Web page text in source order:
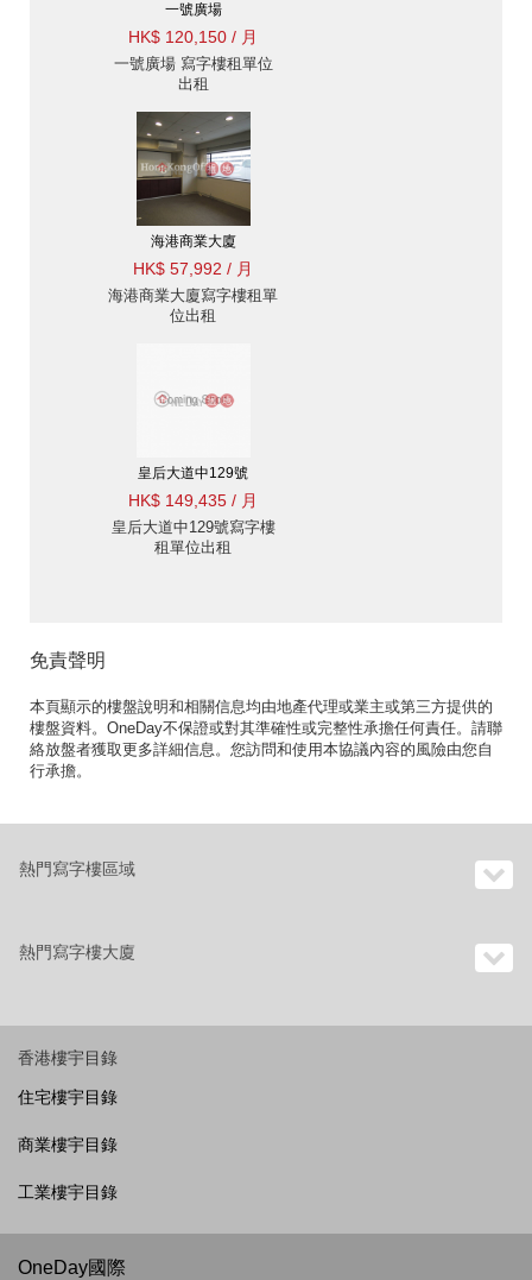
一號廣場
HK$ 120,150 / 月
一號廣場 寫字樓租單位
出租
海港商業大廈
HK$ 57,992 / 月
海港商業大廈寫字樓租單
位出租
皇后大道中129號
HK$ 149,435 / 月
皇后大道中129號寫字樓
租單位出租
免責聲明
本頁顯示的樓盤說明和相關信息均由地產代理或業主或第三方提供的
樓盤資料。OneDay不保證或對其準確性或完整性承擔任何責任。請聯
絡放盤者獲取更多詳細信息。您訪問和使用本協議內容的風險由您自
行承擔。
熱門寫字樓區域
熱門寫字樓大廈
香港樓宇目錄
住宅樓宇目錄
商業樓宇目錄
工業樓宇目錄
OneDay國際